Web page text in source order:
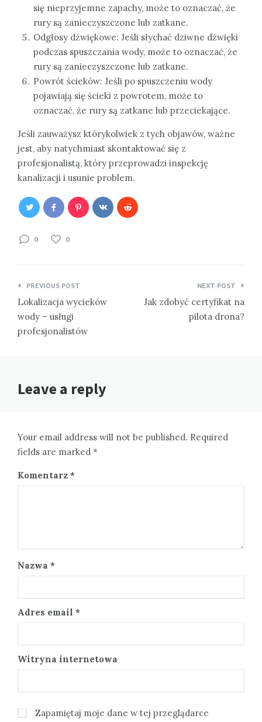
się nieprzyjemne zapachy, może to oznaczać, że
rury są zanieczyszczone lub zatkane.
Odgłosy dźwiękowe: Jeśli słychać dziwne dźwięki
podczas spuszczania wody, może to oznaczać, że
rury są zanieczyszczone lub zatkane.
Powrót ścieków: Jeśli po spuszczeniu wody
pojawiają się ścieki z powrotem, może to
oznaczać, że rury są zatkane lub przeciekające.
Jeśli zauważysz którykolwiek z tych objawów, ważne
jest, aby natychmiast skontaktować się z
profesjonalistą, który przeprowadzi inspekcję
kanalizacji i usunie problem.
0 0
Nawigacja
wpisu
PREVIOUS POST
Lokalizacja wycieków
wody – usługi
profesjonalistów
NEXT POST
Jak zdobyć certyfikat na
pilota drona?
Leave a reply
Your email address will not be published. Required
fields are marked *
Komentarz *
Nazwa *
Adres email *
Witryna internetowa
Zapamiętaj moje dane w tej przeglądarce